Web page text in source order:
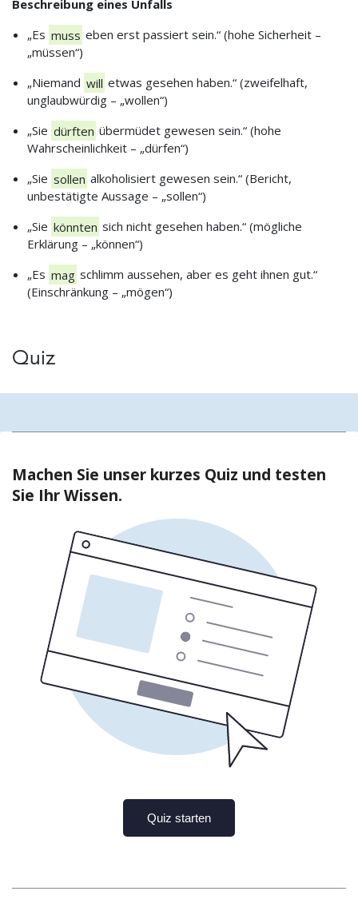
Beschreibung eines Unfalls
„Es muss eben erst passiert sein.“ (hohe Sicherheit –
„müssen“)
„Niemand will etwas gesehen haben.“ (zweifelhaft,
unglaubwürdig – „wollen“)
„Sie dürften übermüdet gewesen sein.“ (hohe
Wahrscheinlichkeit – „dürfen“)
„Sie sollen alkoholisiert gewesen sein.“ (Bericht,
unbestätigte Aussage – „sollen“)
„Sie könnten sich nicht gesehen haben.“ (mögliche
Erklärung – „können“)
„Es mag schlimm aussehen, aber es geht ihnen gut.“
(Einschränkung – „mögen“)
Quiz